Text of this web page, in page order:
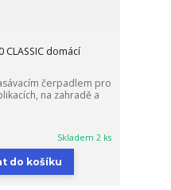
CLASSIC domácí
čerpadlem pro
na zahradě a
Skladem 2 ks
do košíku